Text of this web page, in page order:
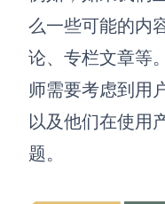
么一些可能的内
论、专栏文章等
师需要考虑到用
以及他们在使用
题。